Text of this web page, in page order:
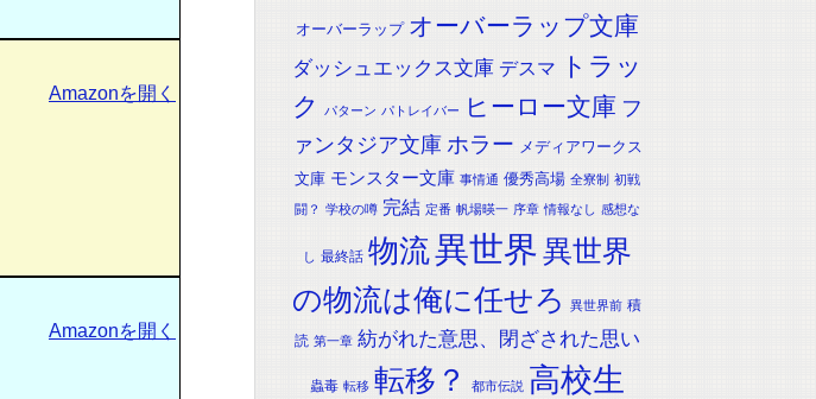
Amazonを開く
Amazonを開く
オーバーラップ オーバーラップ文庫
ダッシュエックス文庫 デスマ
トラッ
ク
パターン パトレイバー ヒーロー文庫 フ
ァンタジア文庫 ホラー メディアワークス
文庫 モンスター文庫 事情通 優秀高場 全寮制 初戦
闘？ 学校の噂 完結 定番 帆場暎一 序章 情報なし 感想な
し 最終話 物流異世界異世界
の物流は俺に任せろ
異世界前 積
読 第一章 紡がれた意思、閉ざされた思い
蟲毒 転移 転移？ 都市伝説 高校生